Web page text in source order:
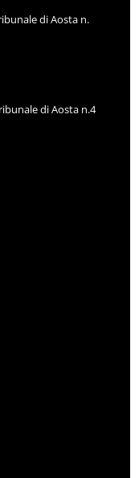
di Aosta n.
di Aosta n.4